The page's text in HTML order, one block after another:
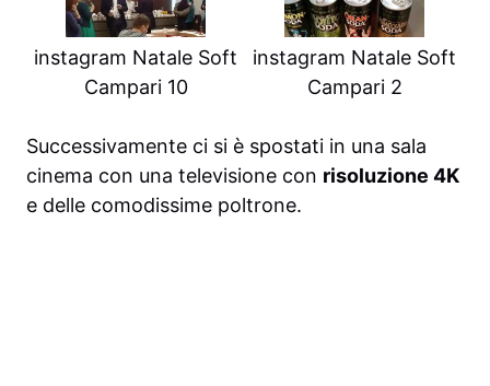
instagram Natale Soft
Campari 10
instagram Natale Soft
Campari 2
Successivamente ci si è spostati in una sala
cinema con una televisione con risoluzione 4K
e delle comodissime poltrone.